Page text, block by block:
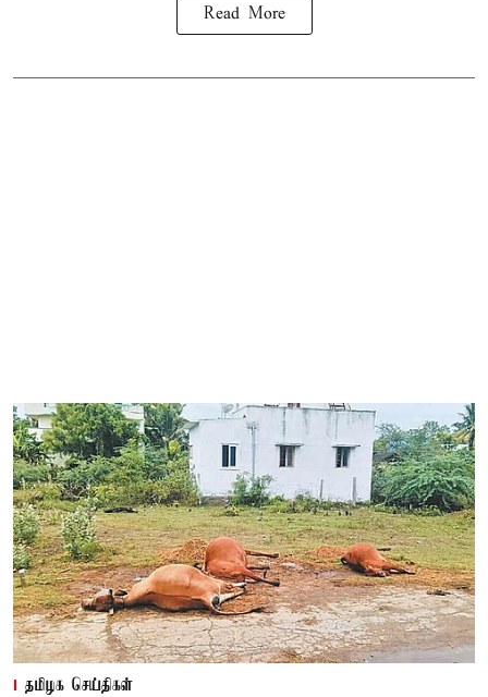
Read More
தமிழக செய்திகள்